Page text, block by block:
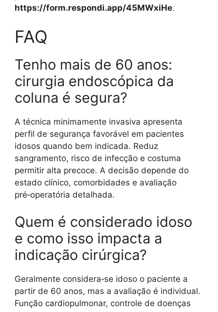
https://form.respondi.app/45MWxiHe.
FAQ
Tenho mais de 60 anos:
cirurgia endoscópica da
coluna é segura?
A técnica minimamente invasiva apresenta
perfil de segurança favorável em pacientes
idosos quando bem indicada. Reduz
sangramento, risco de infecção e costuma
permitir alta precoce. A decisão depende do
estado clínico, comorbidades e avaliação
pré‑operatória detalhada.
Quem é considerado idoso
e como isso impacta a
indicação cirúrgica?
Geralmente considera‑se idoso o paciente a
partir de 60 anos, mas a avaliação é individual.
Função cardiopulmonar, controle de doenças